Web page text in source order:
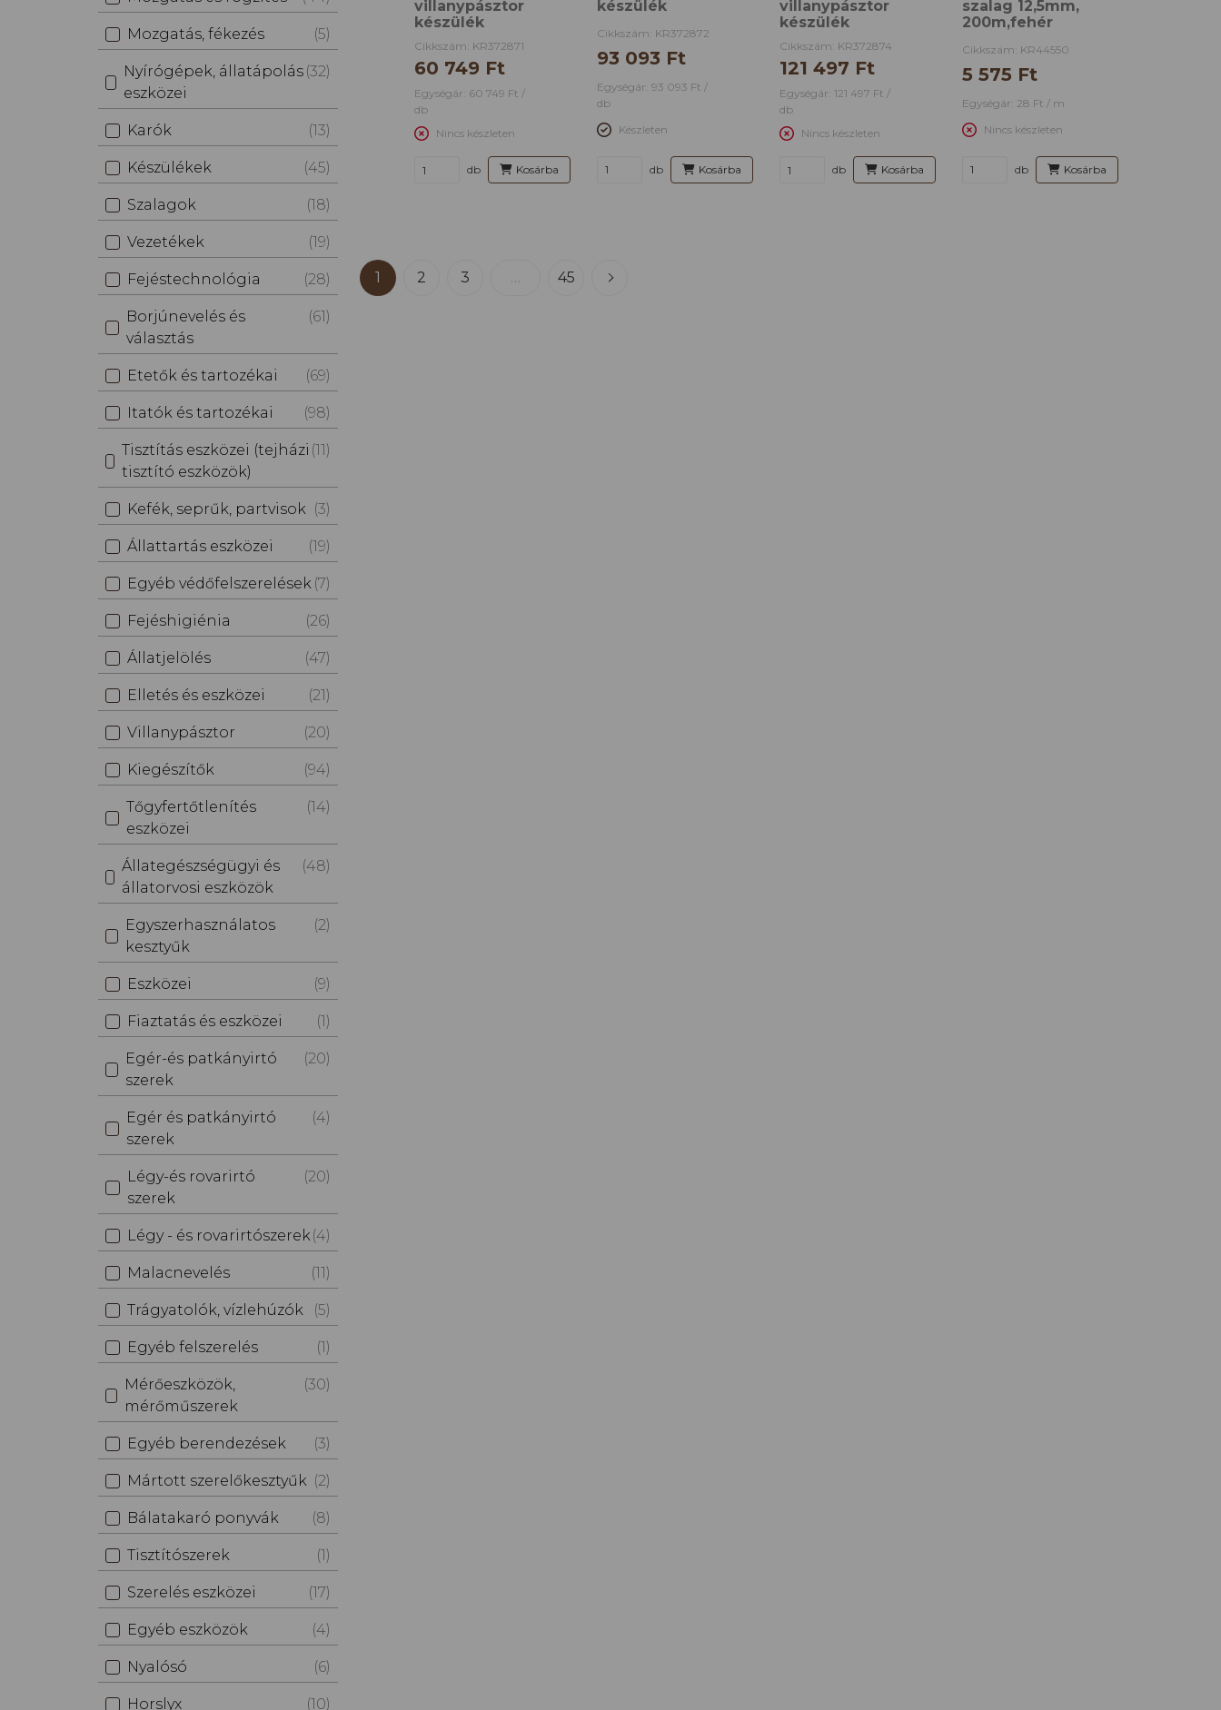
Mozgatás, fékezés (5)
Nyírógépek, állatápolás
eszközei
(32)
Karók (13)
Készülékek (45)
Szalagok (18)
Vezetékek (19)
Fejéstechnológia (28)
Borjúnevelés és
választás
(61)
Etetők és tartozékai (69)
Itatók és tartozékai (98)
Tisztítás eszközei (tejházi
tisztító eszközök)
(11)
Kefék, seprűk, partvisok (3)
Állattartás eszközei (19)
Egyéb védőfelszerelések (7)
Fejéshigiénia (26)
Állatjelölés (47)
Elletés és eszközei (21)
Villanypásztor (20)
Kiegészítők (94)
Tőgyfertőtlenítés
eszközei
(14)
Állategészségügyi és
állatorvosi eszközök
(48)
Egyszerhasználatos
kesztyűk
(2)
Eszközei (9)
Fiaztatás és eszközei (1)
Egér-és patkányirtó
szerek
(20)
Egér és patkányirtó
szerek
(4)
Légy-és rovarirtó
szerek
(20)
Légy - és rovarirtószerek(4)
Malacnevelés (11)
Trágyatolók, vízlehúzók (5)
Egyéb felszerelés (1)
Mérőeszközök,
mérőműszerek
(30)
Egyéb berendezések (3)
Mártott szerelőkesztyűk (2)
Bálatakaró ponyvák (8)
Tisztítószerek (1)
Szerelés eszközei (17)
Egyéb eszközök (4)
Nyalósó (6)
Horslyx (10)
villanypásztor
készülék
Cikkszám: KR372871
60 749 Ft
Egységár: 60 749 Ft /
db
Nincs készleten
db Kosárba
készülék
Cikkszám: KR372872
93 093 Ft
Egységár: 93 093 Ft /
db
Készleten
db Kosárba
villanypásztor
készülék
Cikkszám: KR372874
121 497 Ft
Egységár: 121 497 Ft /
db
Nincs készleten
db Kosárba
szalag 12,5mm,
200m,fehér
Cikkszám: KR44550
5 575 Ft
Egységár: 28 Ft / m
Nincs készleten
db Kosárba
1 2 3 … 45